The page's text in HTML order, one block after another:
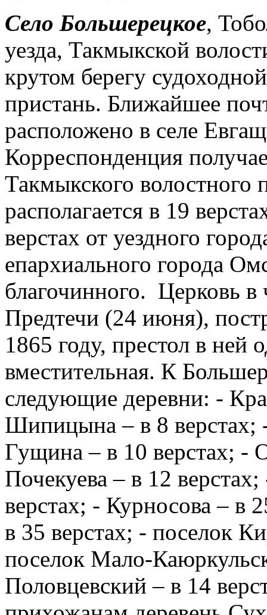
Село Большерецкое,
уезда, Такмыкской
крутом берегу
пристань. Ближайшее
расположено в селе
Корреспонденция
Такмыкского волостного
располагается в 19
верстах от уездного
епархиального города
благочинного. Церковь в
Предтечи (24 июня),
1865 году, престол в ней
вместительная. К
следующие деревни: -
Шипицына – в 8 верстах;
Гущина – в 10 верстах; -
Почекуева – в 12
верстах; - Курносова – в
в 35 верстах; - поселок
поселок Мало-
Половцевский – в 14